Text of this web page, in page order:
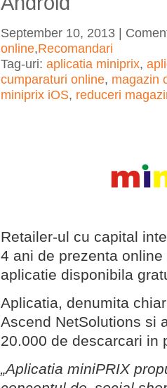
September 10, 2013 |
online,Recomandari
Tag-uri: aplicatia miniprix,
cumparaturi online, magazin
miniprix iOS, reduceri
Retailer-ul cu capital
4 ani de prezenta
aplicatie disponibila
Aplicatia, denumita
Ascend NetSolutions si
20.000 de descarcari in
„Aplicatia miniPRIX